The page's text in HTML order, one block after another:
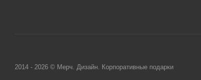
2014 - 2026 © Мерч. Дизайн. Корпоративные подарки